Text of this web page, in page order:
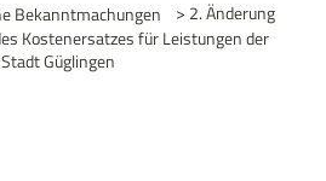
Bekanntmachungen > 2. Änderung
Kostenersatzes für Leistungen der
Güglingen